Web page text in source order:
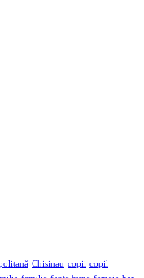
Chisinau copii copil